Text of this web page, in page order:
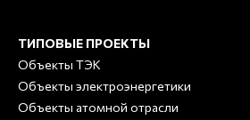
ТИПОВЫЕ ПРОЕКТЫ
Объекты ТЭК
Объекты электроэнергетики
Объекты атомной отрасли